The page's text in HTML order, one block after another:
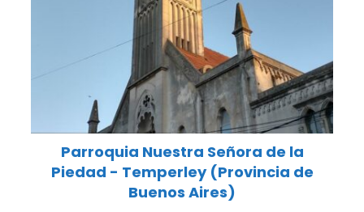
Parroquia Nuestra Señora de la
Piedad - Temperley (Provincia de
Buenos Aires)